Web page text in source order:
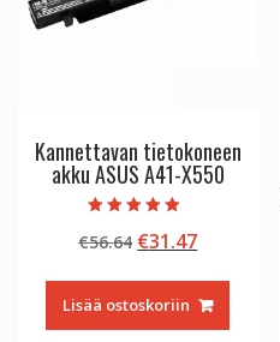
Kannettavan tietokoneen
akku ASUS A41-X550
tuotteesta:
5.00
€56.64 Alkuperäinen
oli:
€56.64.
€31.47Nykyinen
on:
€31.47.
Lisää ostoskoriin